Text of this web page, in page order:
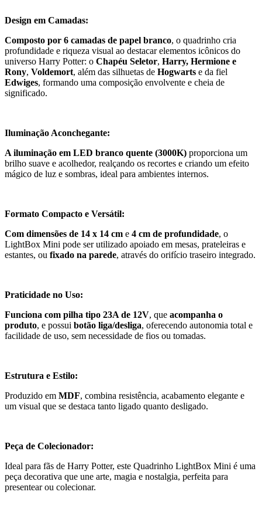
Design em Camadas:
Composto por 6 camadas de papel branco, o quadrinho cria
profundidade e riqueza visual ao destacar elementos icônicos do
universo Harry Potter: o Chapéu Seletor, Harry, Hermione e
Rony, Voldemort, além das silhuetas de Hogwarts e da fiel
Edwiges, formando uma composição envolvente e cheia de
significado.
Iluminação Aconchegante:
A iluminação em LED branco quente (3000K) proporciona um
brilho suave e acolhedor, realçando os recortes e criando um efeito
mágico de luz e sombras, ideal para ambientes internos.
Formato Compacto e Versátil:
Com dimensões de 14 x 14 cm e 4 cm de profundidade, o
LightBox Mini pode ser utilizado apoiado em mesas, prateleiras e
estantes, ou fixado na parede, através do orifício traseiro integrado.
Praticidade no Uso:
Funciona com pilha tipo 23A de 12V, que acompanha o
produto, e possui botão liga/desliga, oferecendo autonomia total e
facilidade de uso, sem necessidade de fios ou tomadas.
Estrutura e Estilo:
Produzido em MDF, combina resistência, acabamento elegante e
um visual que se destaca tanto ligado quanto desligado.
Peça de Colecionador:
Ideal para fãs de Harry Potter, este Quadrinho LightBox Mini é uma
peça decorativa que une arte, magia e nostalgia, perfeita para
presentear ou colecionar.